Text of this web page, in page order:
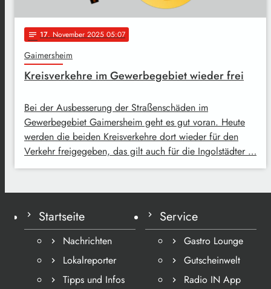
notes 17. November 2025 05:07
Gaimersheim
Kreisverkehre im Gewerbegebiet wieder frei
Bei der Ausbesserung der Straßenschäden im
Gewerbegebiet Gaimersheim geht es gut voran. Heute
werden die beiden Kreisverkehre dort wieder für den
Verkehr freigegeben, das gilt auch für die Ingolstädter …
Startseite
Nachrichten
Lokalreporter
Tipps und Infos
Service
Gastro Lounge
Gutscheinwelt
Radio IN App